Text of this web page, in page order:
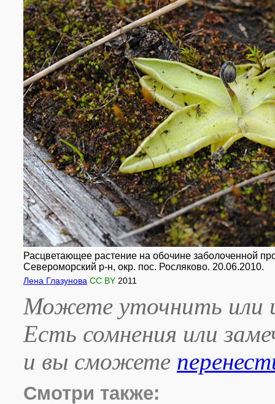
Расцветающее растение на обочине заболоченной
Североморский р-н, окр. пос. Росляково. 20.06.2010.
Лена Глазунова CC BY 2011
Можете уточнить или
Есть сомнения или
и вы сможете
Смотри также: